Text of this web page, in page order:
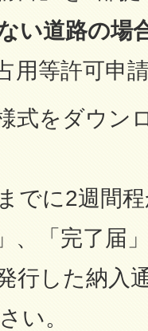
い道路の場
用等許可申
式をダウン
でに2週間
、「完了届
行した納入
い。